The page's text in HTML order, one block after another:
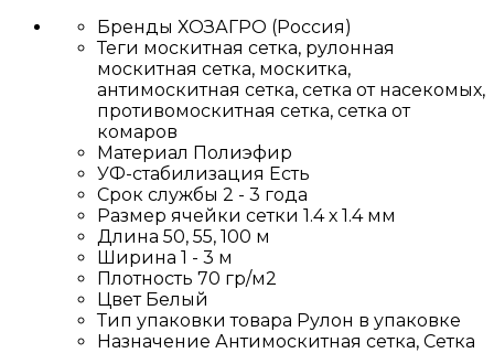
Бренды ХОЗАГРО (Россия)
Теги москитная сетка, рулонная
москитная сетка, москитка,
антимоскитная сетка, сетка от насекомых,
противомоскитная сетка, сетка от
комаров
Материал Полиэфир
УФ-стабилизация Есть
Срок службы 2 - 3 года
Размер ячейки сетки 1.4 х 1.4 мм
Длина 50, 55, 100 м
Ширина 1 - 3 м
Плотность 70 гр/м2
Цвет Белый
Тип упаковки товара Рулон в упаковке
Назначение Антимоскитная сетка, Сетка